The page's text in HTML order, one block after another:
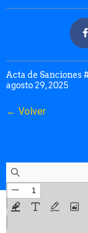
Acta de Sanciones
agosto 29, 2025
← Volver